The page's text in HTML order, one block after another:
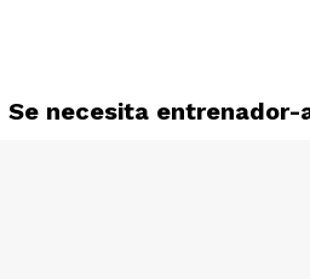
Se necesita entrenador-